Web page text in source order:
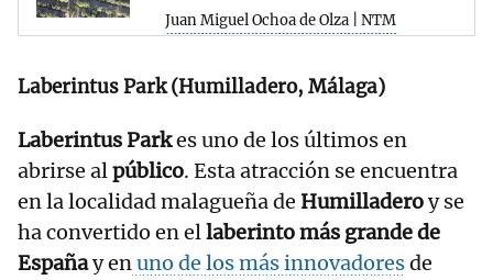
Juan Miguel Ochoa de Olza | NTM
Laberintus Park (Humilladero, Málaga)
Laberintus Parkes uno de los últimos en
abrirse alpúblico. Esta atracción se encuentra
en la localidad malagueña de Humilladeroy se
ha convertido en ellaberinto más grande de
Españay enuno de los más innovadoresde